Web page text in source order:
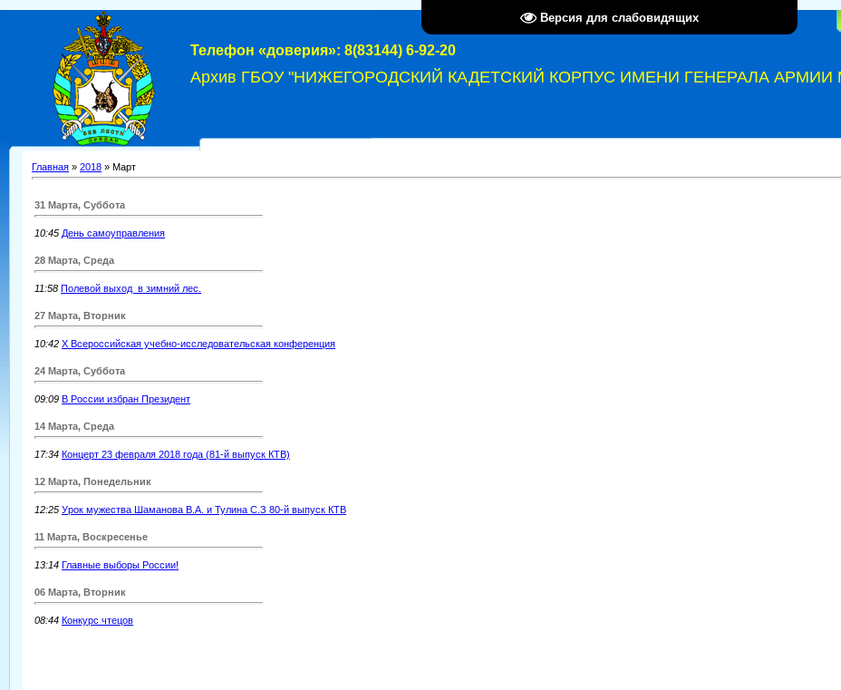
Версия для слабовидящих
Телефон «доверия»: 8(83144) 6-92-20
Архив ГБОУ "НИЖЕГОРОДСКИЙ КАДЕТСКИЙ КОРПУС ИМЕНИ ГЕНЕРАЛА АРМИИ
Главная » 2018 » Март
31 Марта, Суббота
10:45 День самоуправления
28 Марта, Среда
11:58 Полевой выход в зимний лес.
27 Марта, Вторник
10:42 X Всероссийская учебно-исследовательская конференция
24 Марта, Суббота
09:09 В России избран Президент
14 Марта, Среда
17:34 Концерт 23 февраля 2018 года (81-й выпуск КТВ)
12 Марта, Понедельник
12:25 Урок мужества Шаманова В.А. и Тулина С.З 80-й выпуск КТВ
11 Марта, Воскресенье
13:14 Главные выборы России!
06 Марта, Вторник
08:44 Конкурс чтецов